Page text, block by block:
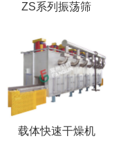
ZS系列振荡筛
载体快速干燥机